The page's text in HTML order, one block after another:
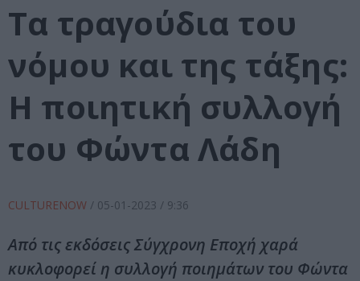
Τα τραγούδια του
νόμου και της τάξης:
Η ποιητική συλλογή
του Φώντα Λάδη
CULTURENOW / 05-01-2023 / 9:36
Από τις εκδόσεις Σύγχρονη Εποχή χαρά
κυκλοφορεί η συλλογή ποιημάτων του Φώντα